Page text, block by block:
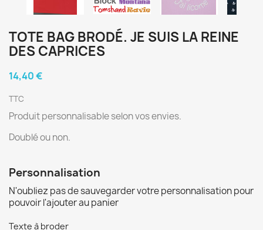
TOTE BAG BRODÉ. JE SUIS LA REINE
DES CAPRICES
14,40 €
TTC
Produit personnalisable selon vos envies.
Doublé ou non.
Personnalisation
N'oubliez pas de sauvegarder votre personnalisation pour
pouvoir l'ajouter au panier
Texte à broder